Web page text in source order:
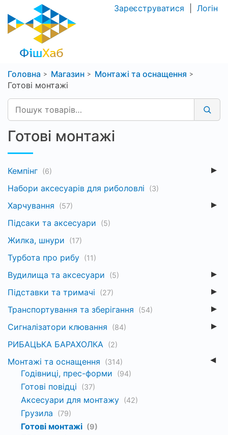
Зареєструватися Логін
Головна Магазин
Монтажі та оснащення
Готові монтажі
Готові монтажі
Кемпінг (6)
Набори аксесуарів для риболовлі (3)
Харчування (57)
Підсаки та аксесуари (5)
Жилка, шнури (17)
Турбота про рибу (11)
Вудилища та аксесуари (5)
Підставки та тримачі (27)
Транспортування та зберігання (54)
Сигналізатори клювання (84)
РИБАЦЬКА БАРАХОЛКА (2)
Монтажі та оснащення (314)
Годівниці, прес-форми (94)
Готові повідці (37)
Аксесуари для монтажу (42)
Грузила (79)
Готові монтажі (9)